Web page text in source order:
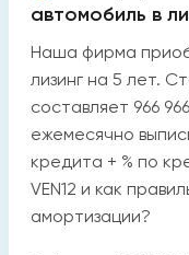
автомобиль в
Наша фирма
лизинг на 5 лет.
составляет 966
ежемесячно
кредита + % по
VEN12 и как
амортизации?